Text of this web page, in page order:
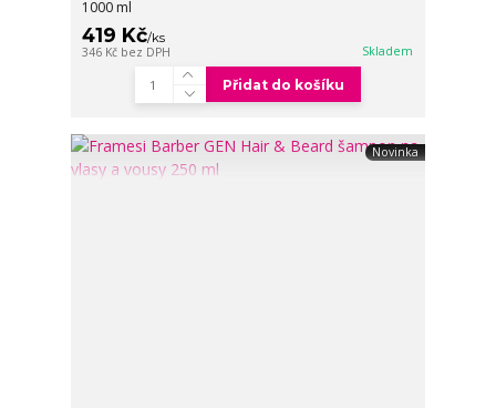
1000 ml
419 Kč/ks
346 Kč bez DPH Skladem
Přidat do košíku
Novinka